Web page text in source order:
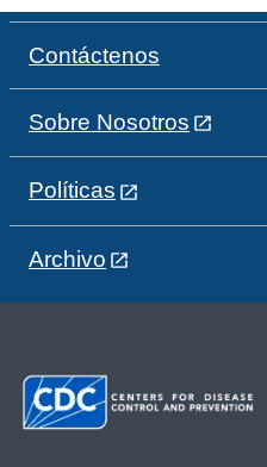
Contáctenos
Sobre Nosotros
Políticas
Archivo